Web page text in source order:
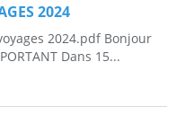
2024
2024.pdf Bonjour
Dans 15...